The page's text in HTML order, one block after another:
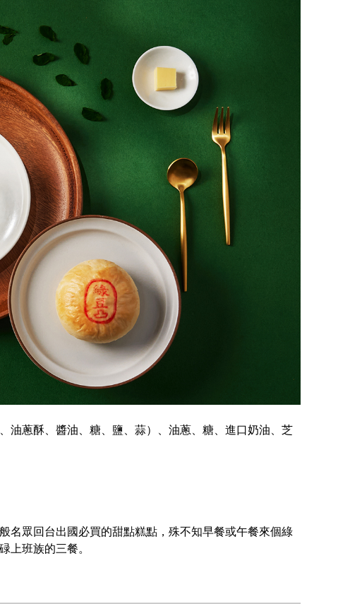
蔥酥、醬油、糖、鹽、蒜）、油蔥、糖、進口奶油、芝
名眾回台出國必買的甜點糕點，殊不知早餐或午餐來個綠
上班族的三餐。